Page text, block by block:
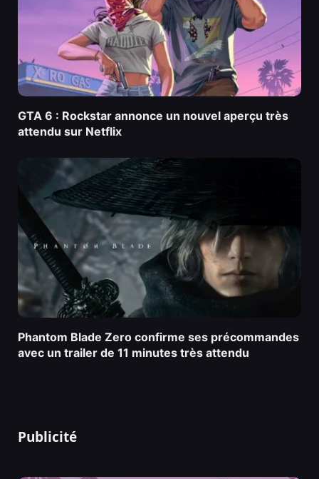
GTA 6 : Rockstar annonce un nouvel aperçu très
attendu sur Netflix
Phantom Blade Zero confirme ses précommandes
avec un trailer de 11 minutes très attendu
Publicité